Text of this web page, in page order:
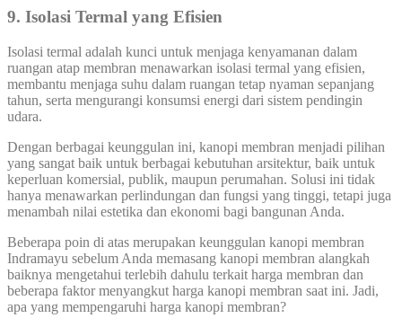
9. Isolasi Termal yang Efisien
Isolasi termal adalah kunci untuk menjaga kenyamanan dalam
ruangan atap membran menawarkan isolasi termal yang efisien,
membantu menjaga suhu dalam ruangan tetap nyaman sepanjang
tahun, serta mengurangi konsumsi energi dari sistem pendingin
udara.
Dengan berbagai keunggulan ini, kanopi membran menjadi pilihan
yang sangat baik untuk berbagai kebutuhan arsitektur, baik untuk
keperluan komersial, publik, maupun perumahan. Solusi ini tidak
hanya menawarkan perlindungan dan fungsi yang tinggi, tetapi juga
menambah nilai estetika dan ekonomi bagi bangunan Anda.
Beberapa poin di atas merupakan keunggulan kanopi membran
Indramayu sebelum Anda memasang kanopi membran alangkah
baiknya mengetahui terlebih dahulu terkait harga membran dan
beberapa faktor menyangkut harga kanopi membran saat ini. Jadi,
apa yang mempengaruhi harga kanopi membran?